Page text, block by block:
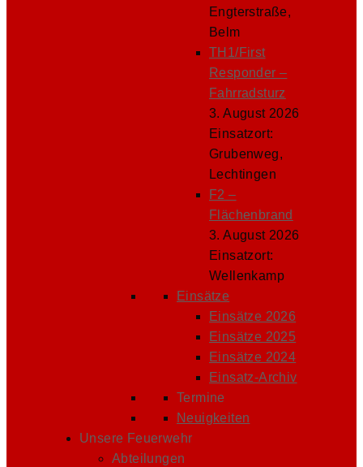
Engterstraße,
Belm
TH1/First
Responder –
Fahrradsturz
3. August 2026
Einsatzort:
Grubenweg,
Lechtingen
F2 –
Flächenbrand
3. August 2026
Einsatzort:
Wellenkamp
Einsätze
Einsätze 2026
Einsätze 2025
Einsätze 2024
Einsatz-Archiv
Termine
Neuigkeiten
Unsere Feuerwehr
Abteilungen